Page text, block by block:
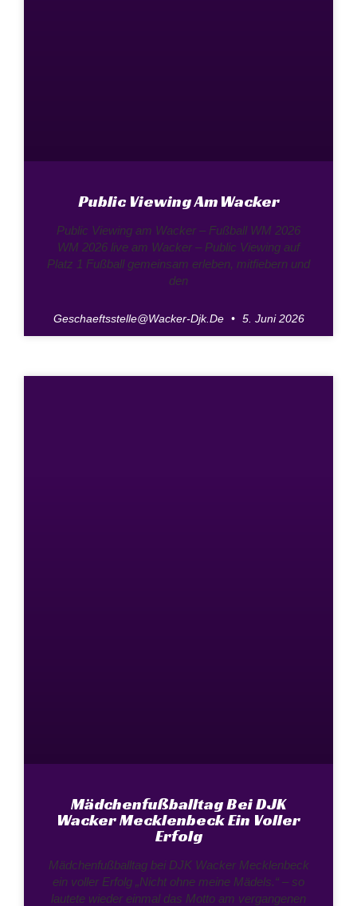
Public Viewing Am Wacker
Public Viewing am Wacker – Fußball WM 2026
WM 2026 live am Wacker – Public Viewing auf
Platz 1 Fußball gemeinsam erleben, mitfiebern und
den
Geschaeftsstelle@wacker-Djk.de 5. Juni 2026
Mädchenfußballtag Bei DJK
Wacker Mecklenbeck Ein Voller
Erfolg
Mädchenfußballtag bei DJK Wacker Mecklenbeck
ein voller Erfolg „Nicht ohne meine Mädels.“ – so
lautete wieder einmal das Motto am vergangenen